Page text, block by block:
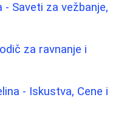
Saveti za vežbanje,
za ravnanje i
- Iskustva, Cene i